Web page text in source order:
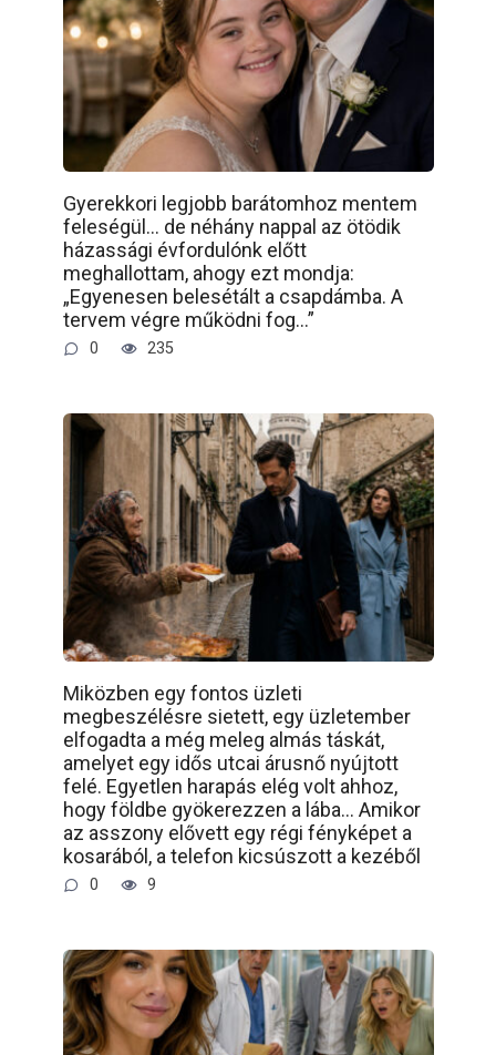
Gyerekkori legjobb barátomhoz mentem
feleségül… de néhány nappal az ötödik
házassági évfordulónk előtt
meghallottam, ahogy ezt mondja:
„Egyenesen belesétált a csapdámba. A
tervem végre működni fog…”
0 235
Miközben egy fontos üzleti
megbeszélésre sietett, egy üzletember
elfogadta a még meleg almás táskát,
amelyet egy idős utcai árusnő nyújtott
felé. Egyetlen harapás elég volt ahhoz,
hogy földbe gyökerezzen a lába… Amikor
az asszony elővett egy régi fényképet a
kosarából, a telefon kicsúszott a kezéből
0 9